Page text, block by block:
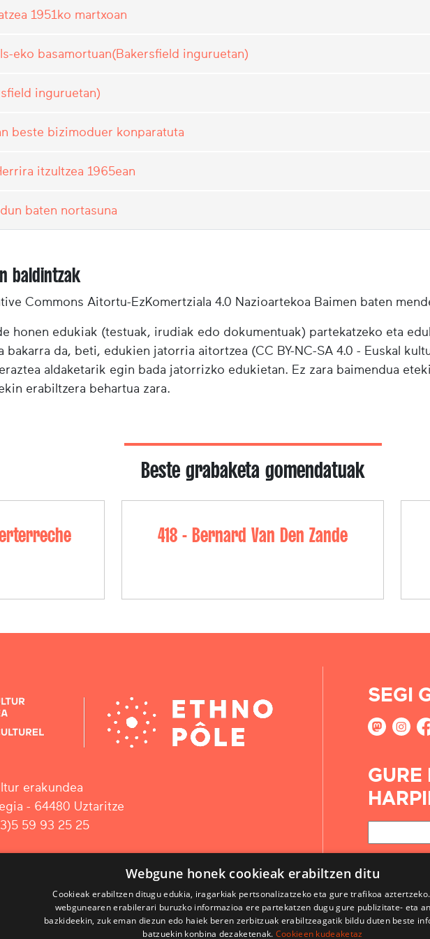
1951ko martxoan
eko basamortuan(Bakersfield inguruetan)
inguruetan)
beste bizimoduer konparatuta
itzultzea 1965ean
baten nortasuna
baldintzak
Commons Aitortu-EzKomertziala 4.0 Nazioartekoa Baimen baten
honen edukiak (testuak, irudiak edo dokumentuak) partekatzeko eta
da, beti, edukien jatorria aitortzea (CC BY-NC-SA 4.0 - Euskal
aldaketarik egin bada jatorrizko edukietan. Ez zara baimendua
erabiltzera behartua zara.
Beste grabaketa gomendatuak
418 - Bernard Van Den Zande
erakundea
- 64480 Uztaritze
59 93 25 25
SEGI
GURE
Webgune honek cookieak erabiltzen ditu
Cookieak erabiltzen ditugu edukia, iragarkiak pertsonalizatzeko eta gure trafikoa
webgunearen erabilerari buruzko informazioa ere partekatzen dugu gure publizitate- eta
bazkideekin, zuk eman diezun edo haiek beren zerbitzuak erabiltzeagatik bildu duten beste
batzuekin konbina dezaketenak. Cookieen kudeaketaz